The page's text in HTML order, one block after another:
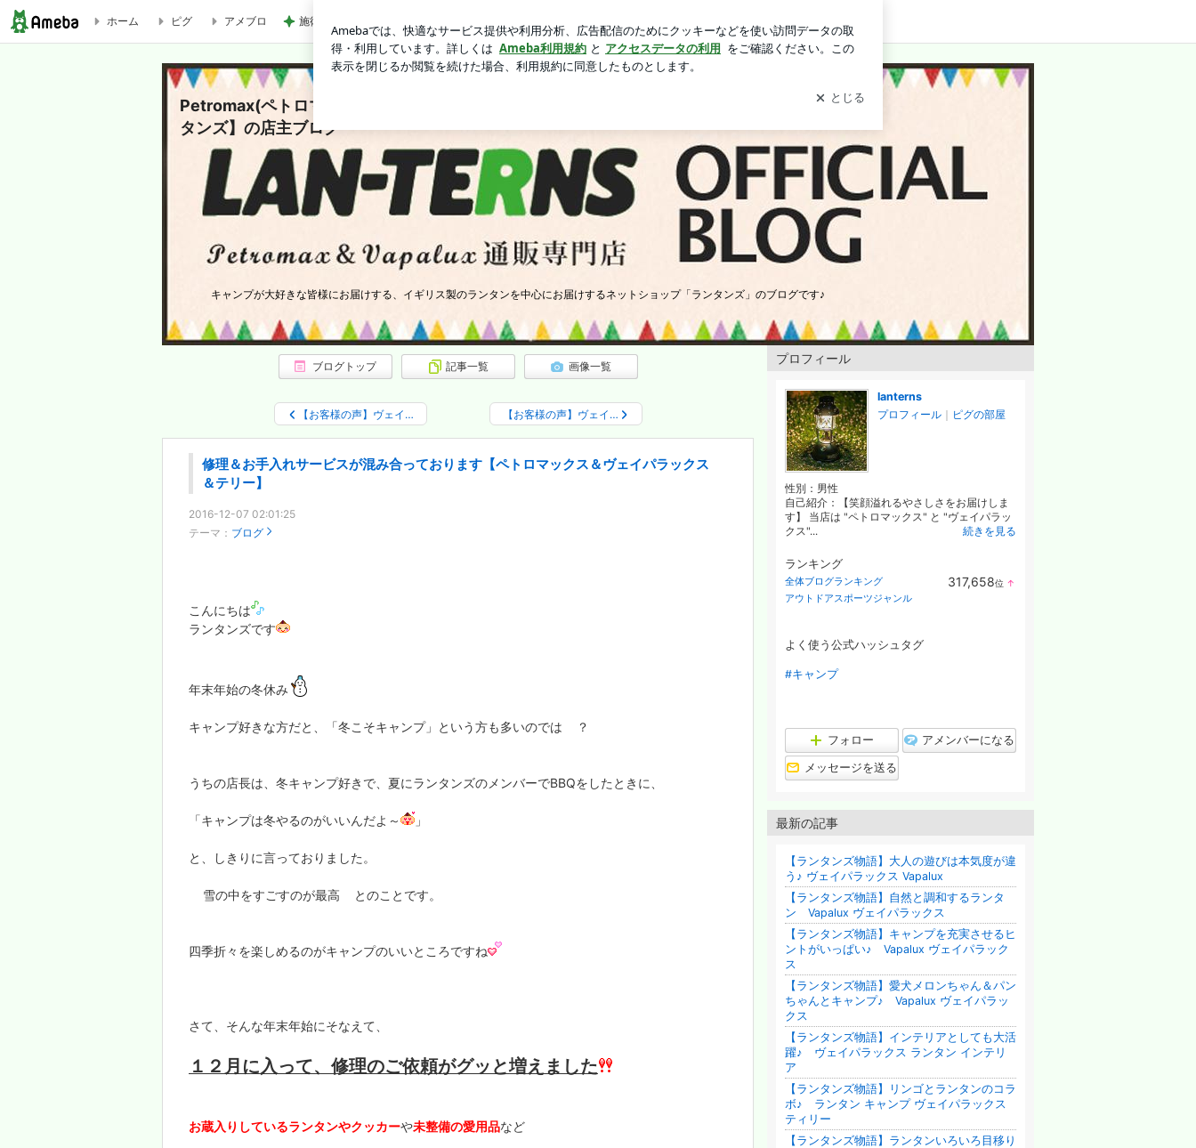
修理＆お手入れサービスが混み合っております【ペトロマックス＆ヴェイパラックス＆テリー】 | Petromax(ペトロマックス)&Vapalux(ヴェイパラックス)通販専門店【ランタンズ】の店
ホーム ピグ アメブロ 施術タオルを裏返し次の客に使う店 ログイン
Petromax(ペトロマックス)&Vapalux(ヴェイパラックス)通販専門店【ラン
タンズ】の店主ブログ
キャンプが大好きな皆様にお届けする、イギリス製のランタンを中心にお届けするネットショップ「ランタンズ」のブログです♪
ブログトップ 記事一覧 画像一覧
【お客様の声】ヴェイ… 【お客様の声】ヴェイ…
修理＆お手入れサービスが混み合っております【ペトロマックス＆ヴェイパラックス
＆テリー】
2016-12-07 02:01:25
テーマ： ブログ
こんにちは
ランタンズです
年末年始の冬休み
キャンプ好きな方だと、「冬こそキャンプ」という方も多いのでは ？
うちの店長は、冬キャンプ好きで、夏にランタンズのメンバーでBBQをしたときに、
「キャンプは冬やるのがいいんだよ～ 」
と、しきりに言っておりました。
雪の中をすごすのが最高 とのことです。
四季折々を楽しめるのがキャンプのいいところですね
さて、そんな年末年始にそなえて、
１２月に入って、修理のご依頼がグッと増えました
お蔵入りしているランタンやクッカーや未整備の愛用品など
プロフィール
lanterns
プロフィール ピグの部屋
性別： 男性
自己紹介：【笑顔溢れるやさしさをお届けしま
す】 当店は "ペトロマックス" と "ヴェイパラッ
クス"...
続きを見る
ランキング
全体ブログランキング 317,658位 ↑
アウトドアスポーツジャンル
よく使う公式ハッシュタグ
#キャンプ
フォロー アメンバーになる
メッセージを送る
最新の記事
【ランタンズ物語】大人の遊びは本気度が違
う♪ ヴェイパラックス Vapalux
【ランタンズ物語】自然と調和するランタ
ン Vapalux ヴェイパラックス
【ランタンズ物語】キャンプを充実させるヒ
ントがいっぱい♪ Vapalux ヴェイパラック
ス
【ランタンズ物語】愛犬メロンちゃん＆パン
ちゃんとキャンプ♪ Vapalux ヴェイパラッ
クス
【ランタンズ物語】インテリアとしても大活
躍♪ ヴェイパラックス ランタン インテリ
ア
【ランタンズ物語】リンゴとランタンのコラ
ボ♪ ランタン キャンプ ヴェイパラックス
ティリー
【ランタンズ物語】ランタンいろいろ目移り